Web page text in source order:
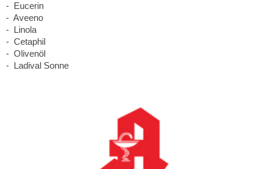
- Eucerin
- Aveeno
- Linola
- Cetaphil
- Olivenöl
- Ladival Sonne